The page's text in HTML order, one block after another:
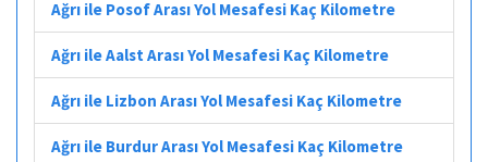
Ağrı ile Posof Arası Yol Mesafesi Kaç Kilometre
Ağrı ile Aalst Arası Yol Mesafesi Kaç Kilometre
Ağrı ile Lizbon Arası Yol Mesafesi Kaç Kilometre
Ağrı ile Burdur Arası Yol Mesafesi Kaç Kilometre